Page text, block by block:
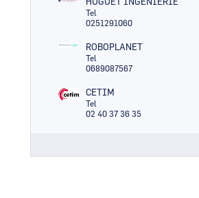
HUGUET INGENIERIE
Tel
0251291060
ROBOPLANET
Tel
0689087567
CETIM
Tel
02 40 37 36 35